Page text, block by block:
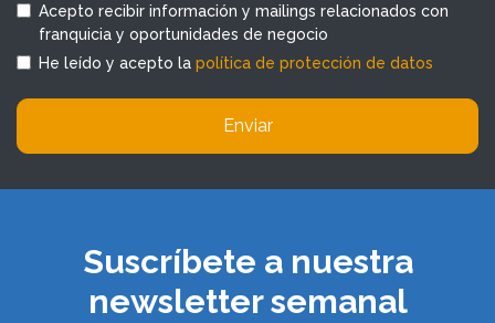
Acepto recibir información y mailings relacionados con
franquicia y oportunidades de negocio
He leído y acepto la política de protección de datos
Enviar
Suscríbete a nuestra
newsletter semanal